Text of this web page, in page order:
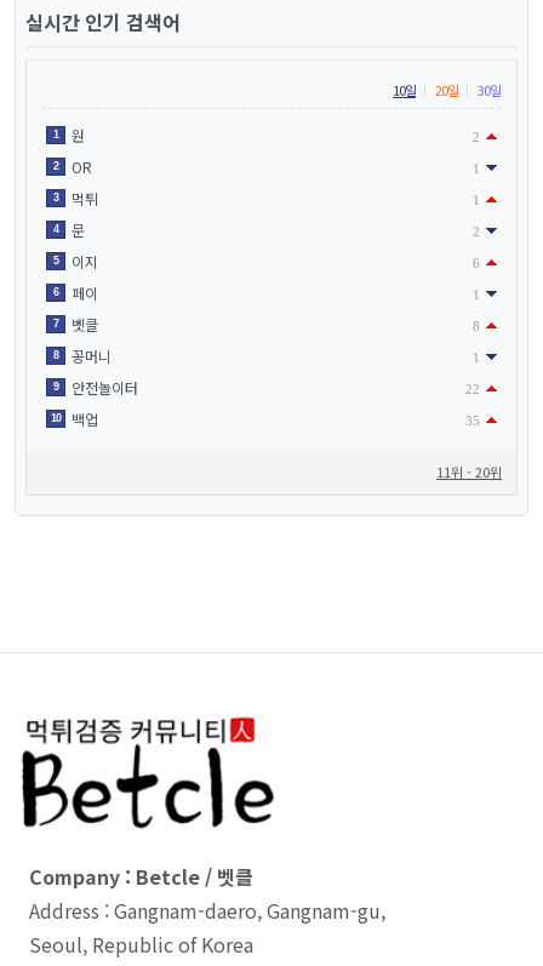
실시간 인기 검색어
10일 20일 30일
1 원 2
2 OR 1
3 먹튀 1
4 문 2
5 이지 6
6 페이 1
7 벳클 8
8 꽁머니 1
9 안전놀이터 22
10 백업 35
11위 - 20위
Company : Betcle / 벳클
Address : Gangnam-daero, Gangnam-gu,
Seoul, Republic of Korea